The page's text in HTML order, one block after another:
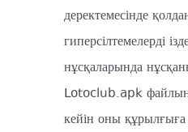
деректемесінде
гиперсілтемелерді
нұсқаларында
Lotoclub.apk файлын
кейін оны